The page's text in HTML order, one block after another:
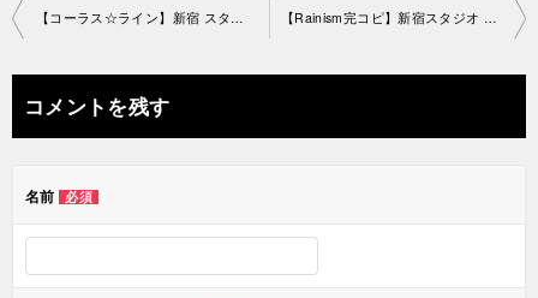
投
ナ
ビ
ー
【コーラス☆ライン】新宿 スタジオ2019-4-13-no0019-1163 【Rainism完コピ】新宿スタジオ 2019-4-17-no0019-1224
コメントを残す
名前 必須